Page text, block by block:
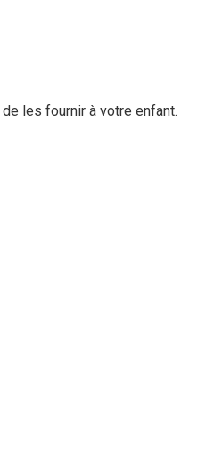
les fournir à votre enfant.